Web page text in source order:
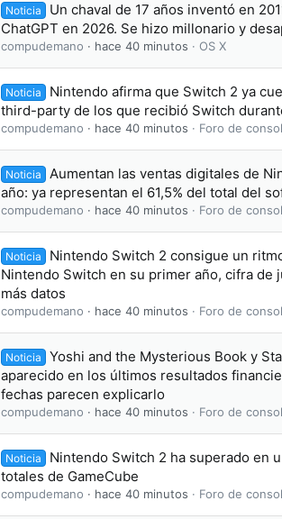
Noticia
Un chaval de 17 años inventó en
ChatGPT en 2026. Se hizo millonario y
compudemano hace 40 minutos OS X
Noticia
Nintendo afirma que Switch 2 ya
third-party de los que recibió Switch
compudemano hace 40 minutos Foro de
Noticia
Aumentan las ventas digitales de
año: ya representan el 61,5% del total del
compudemano hace 40 minutos Foro de
Noticia
Nintendo Switch 2 consigue un
Nintendo Switch en su primer año, cifra de
más datos
compudemano hace 40 minutos Foro de
Noticia
Yoshi and the Mysterious Book y
aparecido en los últimos resultados
fechas parecen explicarlo
compudemano hace 40 minutos Foro de
Noticia
Nintendo Switch 2 ha superado en
totales de GameCube
compudemano hace 40 minutos Foro de